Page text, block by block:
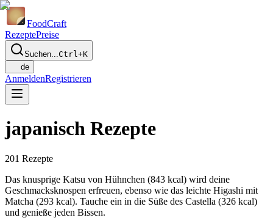
FoodCraft
RezeptePreise
Suchen...Ctrl+K
de
AnmeldenRegistrieren
japanisch Rezepte
201 Rezepte
Das knusprige Katsu von Hühnchen (843 kcal) wird deine
Geschmacksknospen erfreuen, ebenso wie das leichte Higashi mit
Matcha (293 kcal). Tauche ein in die Süße des Castella (326 kcal)
und genieße jeden Bissen.